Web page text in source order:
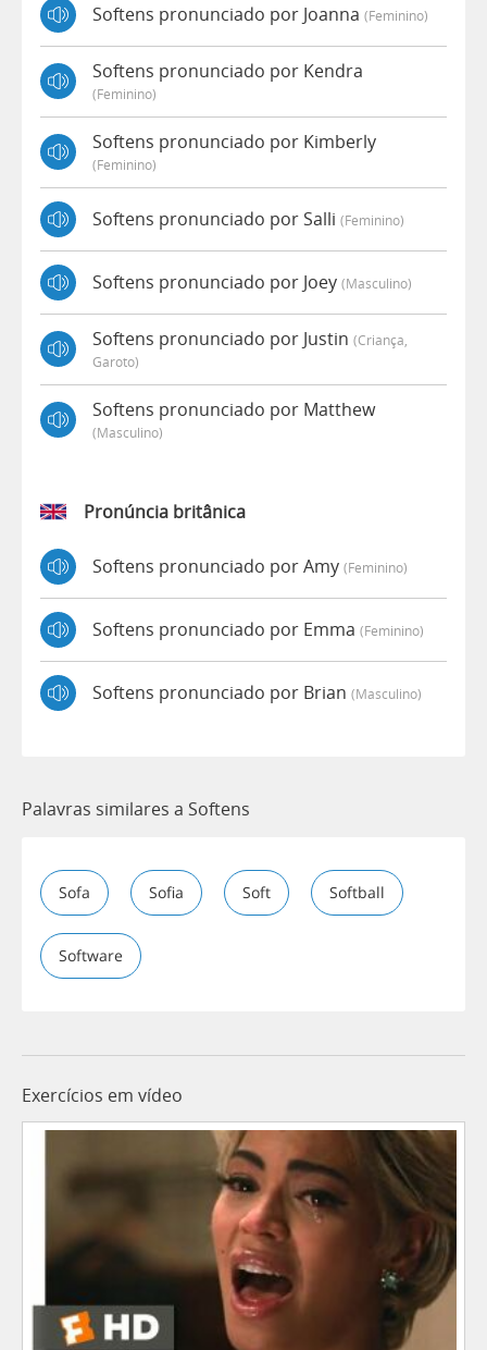
Softens pronunciado por Joanna (feminino)
Softens pronunciado por Kendra
(feminino)
Softens pronunciado por Kimberly
(feminino)
Softens pronunciado por Salli (feminino)
Softens pronunciado por Joey (masculino)
Softens pronunciado por Justin (criança,
Garoto)
Softens pronunciado por Matthew
(masculino)
Pronúncia britânica
Softens pronunciado por Amy (feminino)
Softens pronunciado por Emma (feminino)
Softens pronunciado por Brian (masculino)
Palavras similares a Softens
Sofa Sofia Soft Softball
Software
Exercícios em vídeo